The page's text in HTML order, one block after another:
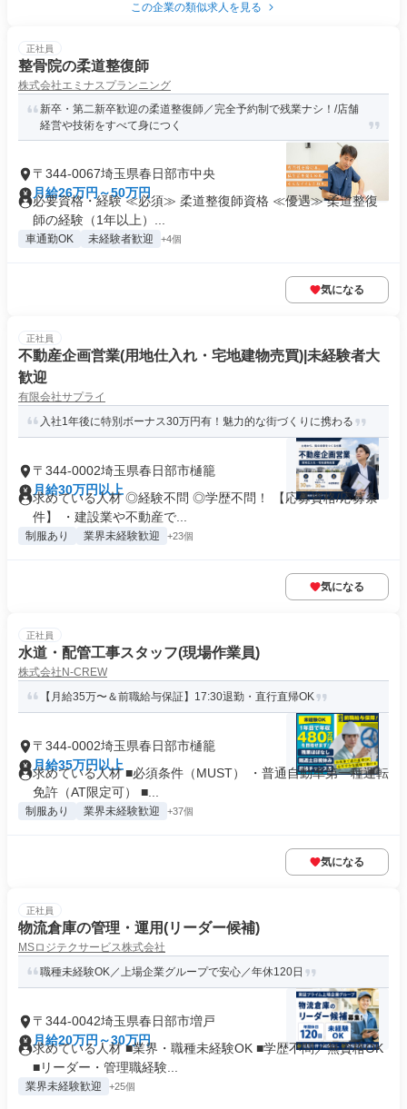
この企業の類似求人を見る
正社員
整骨院の柔道整復師
株式会社エミナスプランニング
新卒・第二新卒歓迎の柔道整復師／完全予約制で残業ナシ！/店舗
経営や技術をすべて身につく
〒344-0067埼玉県春日部市中央
月給26万円～50万円
必要資格・経験 ≪必須≫ 柔道整復師資格 ≪優遇≫ 柔道整復
師の経験（1年以上）...
車通勤OK 未経験者歓迎 +4個
気になる
正社員
不動産企画営業(用地仕入れ・宅地建物売買)|未経験者大
歓迎
有限会社サプライ
入社1年後に特別ボーナス30万円有！魅力的な街づくりに携わる
〒344-0002埼玉県春日部市樋籠
月給30万円以上
求めている人材 ◎経験不問 ◎学歴不問！ 【応募資格/応募条
件】 ・建設業や不動産で...
制服あり 業界未経験歓迎 +23個
気になる
正社員
水道・配管工事スタッフ(現場作業員)
株式会社N-CREW
【月給35万〜＆前職給与保証】17:30退勤・直行直帰OK
〒344-0002埼玉県春日部市樋籠
月給35万円以上
求めている人材 ■必須条件（MUST） ・普通自動車第一種運転
免許（AT限定可） ■...
制服あり 業界未経験歓迎 +37個
気になる
正社員
物流倉庫の管理・運用(リーダー候補)
MSロジテクサービス株式会社
職種未経験OK／上場企業グループで安心／年休120日
〒344-0042埼玉県春日部市増戸
月給20万円～30万円
求めている人材 ■業界・職種未経験OK ■学歴不問／無資格OK
■リーダー・管理職経験...
業界未経験歓迎 +25個